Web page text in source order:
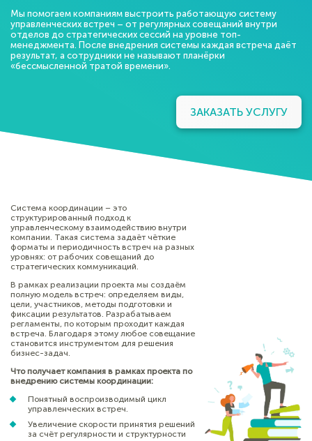
Мы помогаем компаниям выстроить работающую систему
управленческих встреч – от регулярных совещаний внутри
отделов до стратегических сессий на уровне топ-
менеджмента. После внедрения системы каждая встреча даёт
результат, а сотрудники не называют планёрки
«бессмысленной тратой времени».
ЗАКАЗАТЬ УСЛУГУ
Система координации – это
структурированный подход к
управленческому взаимодействию внутри
компании. Такая система задаёт чёткие
форматы и периодичность встреч на разных
уровнях: от рабочих совещаний до
стратегических коммуникаций.
В рамках реализации проекта мы создаём
полную модель встреч: определяем виды,
цели, участников, методы подготовки и
фиксации результатов. Разрабатываем
регламенты, по которым проходит каждая
встреча. Благодаря этому любое совещание
становится инструментом для решения
бизнес-задач.
Что получает компания в рамках проекта по
внедрению системы координации:
Понятный воспроизводимый цикл
управленческих встреч.
Увеличение скорости принятия решений
за счёт регулярности и структурности